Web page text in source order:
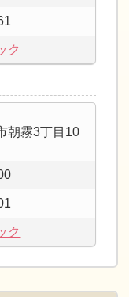
ク
朝霧3丁目10
ク